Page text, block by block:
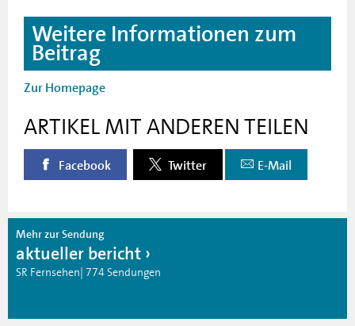
Weitere Informationen zum
Beitrag
Zur Homepage
ARTIKEL MIT ANDEREN TEILEN
Facebook Twitter E-Mail
Mehr zur Sendung
aktueller bericht
SR Fernsehen| 774 Sendungen